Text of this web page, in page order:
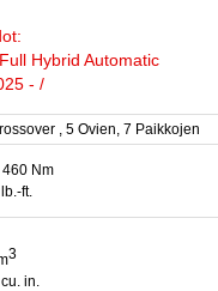
Hybrid Automatic
- /
, 5 Ovien, 7 Paikkojen
Nm
ft.
3
in.